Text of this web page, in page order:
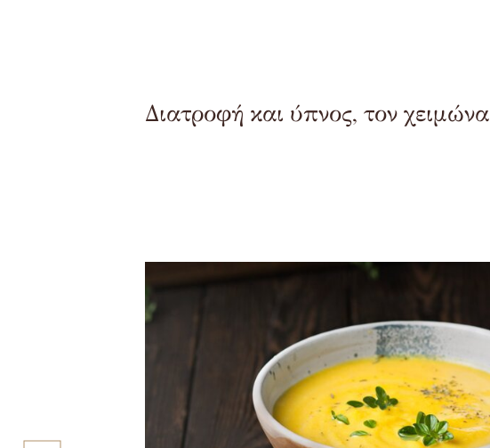
Διατροφή και ύπνος, τον χειμώνα